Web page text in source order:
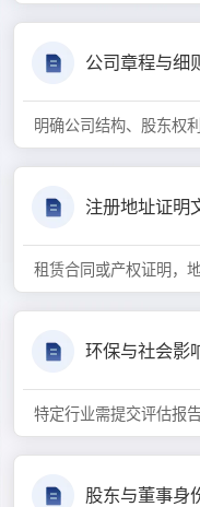
公司章程与细
明确公司结构、股东权
注册地址证明
租赁合同或产权证明，
环保与社会影
特定行业需提交评估报
股东与董事身